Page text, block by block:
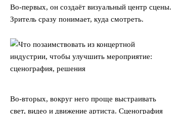
Во-первых, он создаёт визуальный центр сцены.
Зритель сразу понимает, куда смотреть.
Во-вторых, вокруг него проще выстраивать
свет, видео и движение артиста. Сценография